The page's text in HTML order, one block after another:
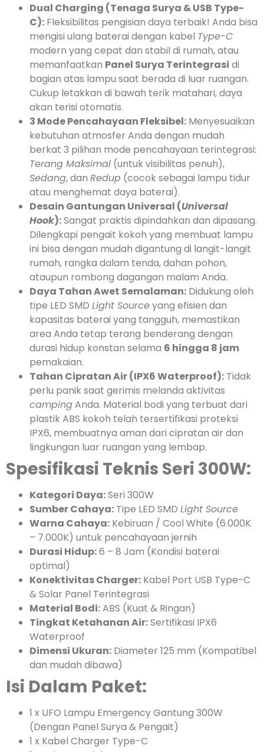
Dual Charging (Tenaga Surya & USB Type-
C): Fleksibilitas pengisian daya terbaik! Anda bisa
mengisi ulang baterai dengan kabel Type-C
modern yang cepat dan stabil di rumah, atau
memanfaatkan Panel Surya Terintegrasi di
bagian atas lampu saat berada di luar ruangan.
Cukup letakkan di bawah terik matahari, daya
akan terisi otomatis.
3 Mode Pencahayaan Fleksibel: Menyesuaikan
kebutuhan atmosfer Anda dengan mudah
berkat 3 pilihan mode pencahayaan terintegrasi:
Terang Maksimal (untuk visibilitas penuh),
Sedang, dan Redup (cocok sebagai lampu tidur
atau menghemat daya baterai).
Desain Gantungan Universal (Universal
Hook):Sangat praktis dipindahkan dan dipasang.
Dilengkapi pengait kokoh yang membuat lampu
ini bisa dengan mudah digantung di langit-langit
rumah, rangka dalam tenda, dahan pohon,
ataupun rombong dagangan malam Anda.
Daya Tahan Awet Semalaman: Didukung oleh
tipe LED SMD Light Sourceyang efisien dan
kapasitas baterai yang tangguh, memastikan
area Anda tetap terang benderang dengan
durasi hidup konstan selama 6 hingga 8 jam
pemakaian.
Tahan Cipratan Air (IPX6 Waterproof): Tidak
perlu panik saat gerimis melanda aktivitas
campingAnda. Material bodi yang terbuat dari
plastik ABS kokoh telah tersertifikasi proteksi
IPX6, membuatnya aman dari cipratan air dan
lingkungan luar ruangan yang lembap.
Spesifikasi Teknis Seri 300W:
Kategori Daya:Seri 300W
Sumber Cahaya: Tipe LED SMD Light Source
Warna Cahaya: Kebiruan / Cool White (6.000K
– 7.000K) untuk pencahayaan jernih
Durasi Hidup:6 – 8 Jam (Kondisi baterai
optimal)
Konektivitas Charger: Kabel Port USB Type-C
& Solar Panel Terintegrasi
Material Bodi:ABS (Kuat & Ringan)
Tingkat Ketahanan Air:Sertifikasi IPX6
Waterproof
Dimensi Ukuran: Diameter 125 mm (Kompatibel
dan mudah dibawa)
Isi Dalam Paket:
1 x UFO Lampu Emergency Gantung 300W
(Dengan Panel Surya & Pengait)
1 x Kabel Charger Type-C